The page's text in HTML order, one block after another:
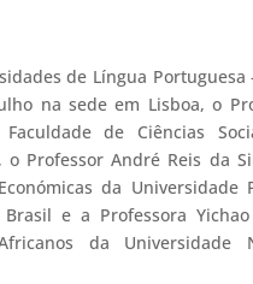
de Língua Portuguesa
na sede em Lisboa, o
de Ciências
o Professor André Reis da
da Universidade
e a Professora
da Universidade